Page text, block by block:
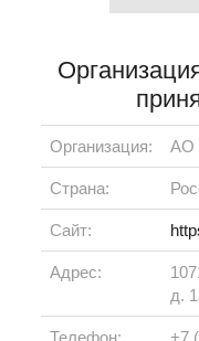
Организация: АО
Страна:
Сайт:
Адрес:
д.